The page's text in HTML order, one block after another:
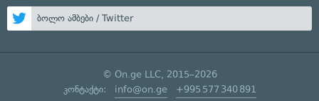
ბოლო ამბები / Twitter
© On.ge LLC, 2015–2026
კონტაქტი: info@on.ge +995 577 340 891